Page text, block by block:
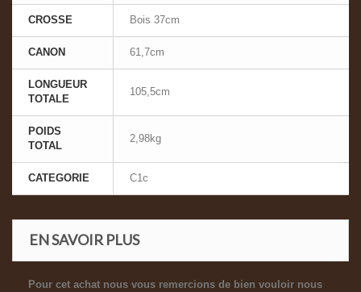
CROSSE Bois 37cm
CANON 61,7cm
LONGUEUR
TOTALE
105,5cm
POIDS
TOTAL
2,98kg
CATEGORIE C1c
EN SAVOIR PLUS
Pour cet achat nous vous remercions de bien vouloir nous